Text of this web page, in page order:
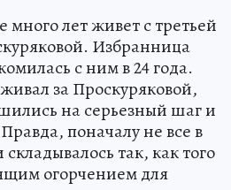
лет живет с третьей
Избранница
с ним в 24 года.
за Проскуряковой,
на серьезный шаг и
поначалу не все в
так, как того
огорчением для